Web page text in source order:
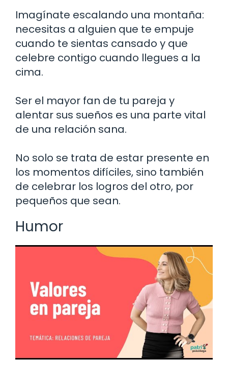
Imagínate escalando una montaña:
necesitas a alguien que te empuje
cuando te sientas cansado y que
celebre contigo cuando llegues a la
cima.
Ser el mayor fan de tu pareja y
alentar sus sueños es una parte vital
de una relación sana.
No solo se trata de estar presente en
los momentos difíciles, sino también
de celebrar los logros del otro, por
pequeños que sean.
Humor